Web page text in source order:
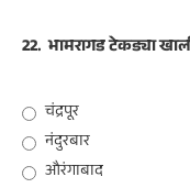
22. भामरागड टेकड्या
चंद्रपूर
नंदुरबार
औरंगाबाद